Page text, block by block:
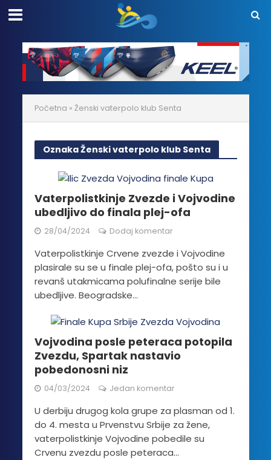
Početna » Ženski vaterpolo klub Senta
Oznaka Ženski vaterpolo klub Senta
Vaterpolistkinje Zvezde i Vojvodine
ubedljivo do finala plej-ofa
28/04/2024 Dodaj komentar
Vaterpolistkinje Crvene zvezde i Vojvodine
plasirale su se u finale plej-ofa, pošto su i u
revanš utakmicama polufinalne serije bile
ubedljive. Beogradske...
Vojvodina posle peteraca potopila
Zvezdu, Spartak nastavio
pobedonosni niz
04/03/2024 Jedan komentar
U derbiju drugog kola grupe za plasman od 1.
do 4. mesta u Prvenstvu Srbije za žene,
vaterpolistkinje Vojvodine pobedile su
Crvenu zvezdu posle peteraca...